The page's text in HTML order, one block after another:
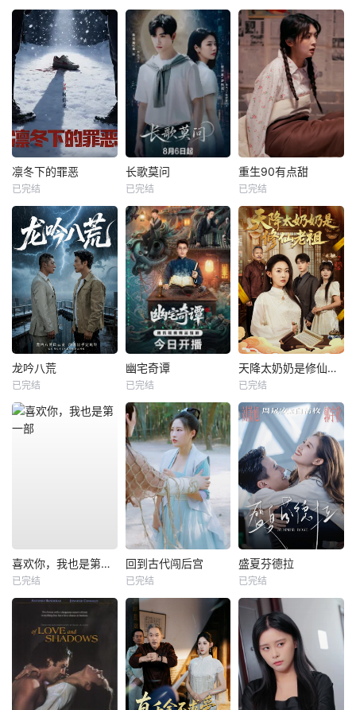
凛冬下的罪恶
已完结
长歌莫问
已完结
重生90有点甜
已完结
龙吟八荒
已完结
幽宅奇谭
已完结
天降太奶奶是修仙老祖
已完结
喜欢你，我也是第一部
已完结
回到古代闯后宫
已完结
盛夏芬德拉
已完结